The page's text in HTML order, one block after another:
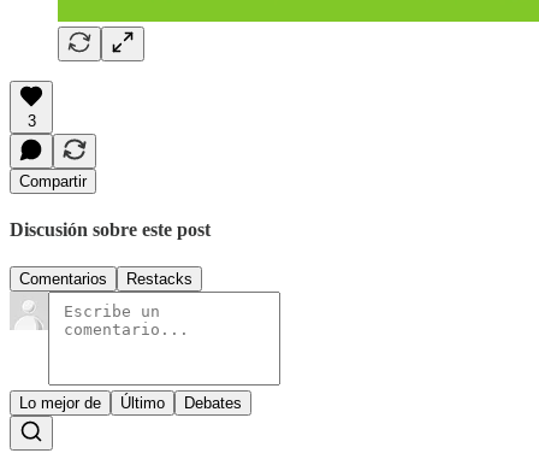
3
Compartir
Discusión sobre este post
Comentarios Restacks
Lo mejor de Último Debates